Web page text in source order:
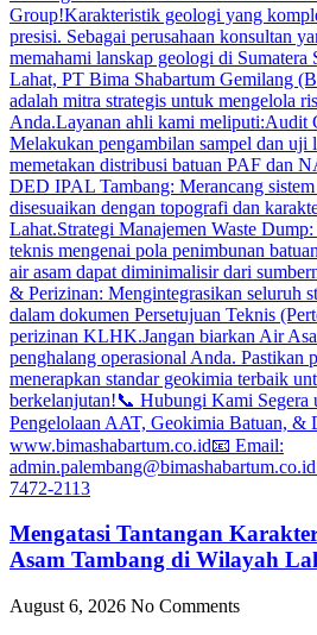
Mengatasi Tantangan
Asam Tambang di Wilayah
August 6, 2026 No Comments